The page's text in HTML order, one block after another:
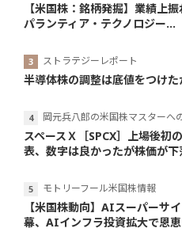
【米国株：銘柄発掘】業績上振
パランティア・テクノロジー...
ストラテジーレポート
半導体株の調整は底値をつけた
岡元兵八郎の米国株マスターへ
スペースＸ［SPCX］上場後初
表、数字は良かったが株価が下
モトリーフール米国株情報
【米国株動向】AIスーパーサ
幕、AIインフラ投資拡大で恩